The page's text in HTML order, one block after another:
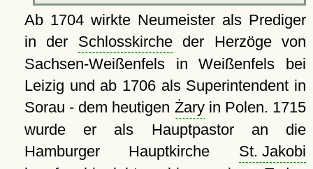
Ab 1704 wirkte Neumeister als Prediger
in der Schlosskircheder Herzöge von
Sachsen-Weißenfels in Weißenfels bei
Leizig und ab 1706 als Superintendent in
Sorau - dem heutigen Żaryin Polen. 1715
wurde er als Hauptpastor an die
Hamburger Hauptkirche St. Jakobi